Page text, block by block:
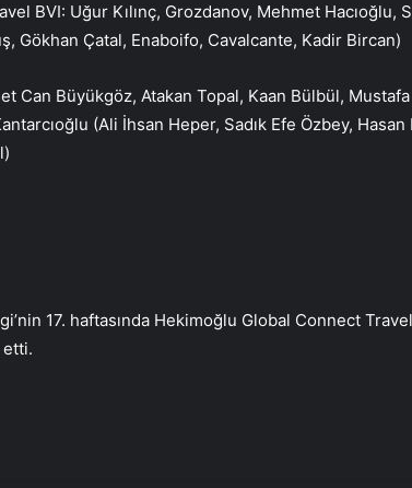
BVI: Uğur Kılınç, Grozdanov, Mehmet Hacıoğlu,
Gökhan Çatal, Enaboifo, Cavalcante, Kadir Bircan)
Can Büyükgöz, Atakan Topal, Kaan Bülbül,
(Ali İhsan Heper, Sadık Efe Özbey, Hasan
17. haftasında Hekimoğlu Global Connect
etti.